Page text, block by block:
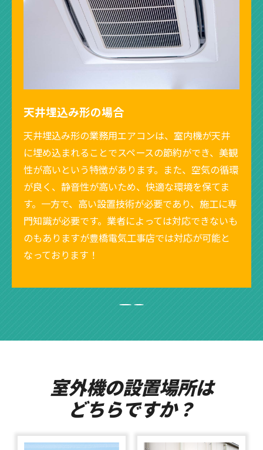
天井埋込み形の場合
天井埋込み形の業務用エアコンは、室内機が天井
に埋め込まれることでスペースの節約ができ、美観
性が高いという特徴があります。また、空気の循環
が良く、静音性が高いため、快適な環境を保てま
す。一方で、高い設置技術が必要であり、施工に専
門知識が必要です。業者によっては対応できないも
のもありますが豊橋電気工事店では対応が可能と
なっております！
室外機の設置場所は
どちらですか？